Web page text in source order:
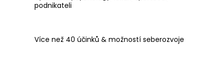
podnikateli
Více než 40 účinků & možností seberozvoje